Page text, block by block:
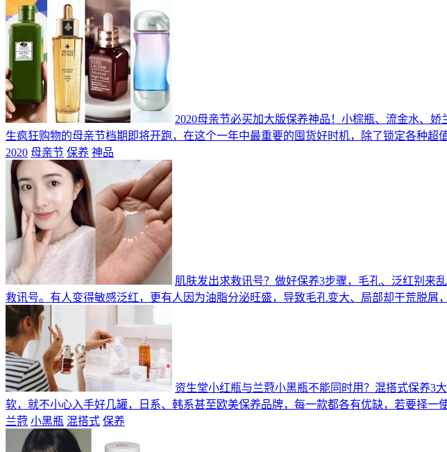
2020母亲节必买加大版保养神品！小棕瓶、流金水、娇
生疯狂购物的母亲节档期即将开跑，在这个一年中最重要的囤货好时机，除了锁定各种
2020 母亲节 保养 神品
肌肤发出求救讯号？做好保养3步骤，毛孔、泛红别来乱
救讯号。有人变得敏感泛红，更有人因为油脂分泌旺盛，导致毛孔变大、局部却干荒脱屑
资生堂小红瓶与兰蒄小黑瓶不能同时用？混搭式保养3
软，就不小心入手好几罐，日系、韩系甚至欧美保养品牌，每一款都各有优缺，若要择一
兰蒄 小黑瓶 混搭式 保养